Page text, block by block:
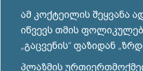
ამ კოქტეილის შეყვანა
იწვევს თმის
„გაცვენის“ ფაზიდან
პლაზმის